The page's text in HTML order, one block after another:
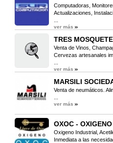
Computadoras,
Actualizaciones,
ver más
TRES
Venta de Vinos,
Cervezas artesanales
ver más
MARSILI
Venta de neumáticos.
ver más
OXOC -
Oxigeno Industrial,
Inmediata a las